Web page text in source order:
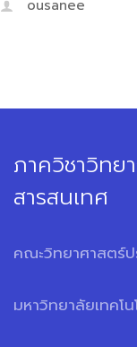
ousanee
ภาควิชาวิทย
สารสนเทศ
คณะวิทยาศาสตร์
มหาวิทยาลัยเทคโ